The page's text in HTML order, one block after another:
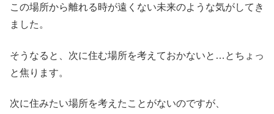
この場所から離れる時が遠くない未来のような気がしてき
ました。
そうなると、次に住む場所を考えておかないと…とちょっ
と焦ります。
次に住みたい場所を考えたことがないのですが、